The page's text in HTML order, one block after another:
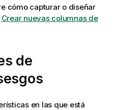
cómo capturar o diseñar
Crear nuevas columnas de
de
en las que está